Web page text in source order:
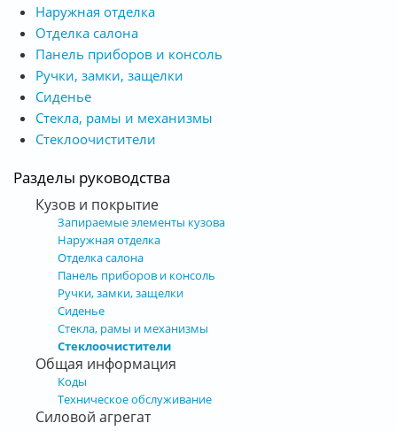
Наружная отделка
Отделка салона
Панель приборов и консоль
Ручки, замки, защелки
Сиденье
Стекла, рамы и механизмы
Стеклоочистители
Разделы руководства
Кузов и покрытие
Запираемые элементы кузова
Наружная отделка
Отделка салона
Панель приборов и консоль
Ручки, замки, защелки
Сиденье
Стекла, рамы и механизмы
Стеклоочистители
Общая информация
Коды
Техническое обслуживание
Силовой агрегат